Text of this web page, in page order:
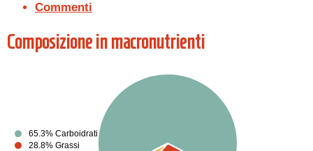
Commenti
Composizione in macronutrienti
65.3% Carboidrati
28.8% Grassi